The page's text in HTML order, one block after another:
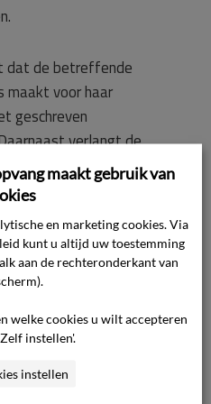
dat de betreffende
maakt voor haar
geschreven
verlangt de
tegemoetkoming.
de ondernemer verwijst
stukken,
ondernemer aan de
die zij heeft
voor de
mondelinge
maakt gebruik van
en marketing cookies. Via
kunt u altijd uw toestemming
aan de rechteronderkant van
welke cookies u wilt accepteren
instellen'.
instellen